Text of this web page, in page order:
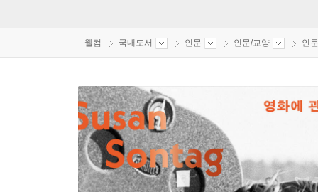
웰컴 국내도서 인문 인문/교양 인